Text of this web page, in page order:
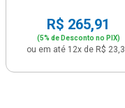
R$ 265,91
(5% de Desconto no PIX)
ou em até 12x de R$